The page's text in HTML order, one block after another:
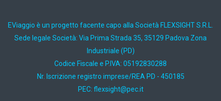
EViaggio è un progetto facente capo alla Società FLEXSIGHT S.R.L.
Sede legale Società: Via Prima Strada 35, 35129 Padova Zona
Industriale (PD)
Codice Fiscale e P.IVA: 05192830288
Nr. Iscrizione registro imprese/REA PD - 450185
PEC: ti.cep@thgisxelf